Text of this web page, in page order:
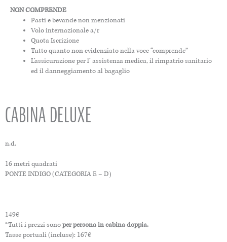
NON COMPRENDE
Pasti e bevande non menzionati
Volo internazionale a/r
Quota Iscrizione
Tutto quanto non evidenziato nella voce “comprende”
L’assicurazione per l’ assistenza medica, il rimpatrio sanitario
ed il danneggiamento al bagaglio
CABINA DELUXE
n.d.
16 metri quadrati
PONTE INDIGO (CATEGORIA E – D)
149€
*Tutti i prezzi sonoper persona in cabina doppia.
Tasse portuali (incluse): 167€